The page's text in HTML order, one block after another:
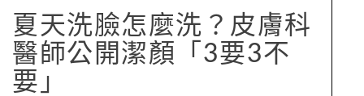
夏天洗臉怎麼洗？皮膚科
醫師公開潔顏「3要3不
要」